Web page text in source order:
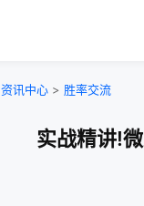
资讯中心 > 胜率交流
实战精讲!